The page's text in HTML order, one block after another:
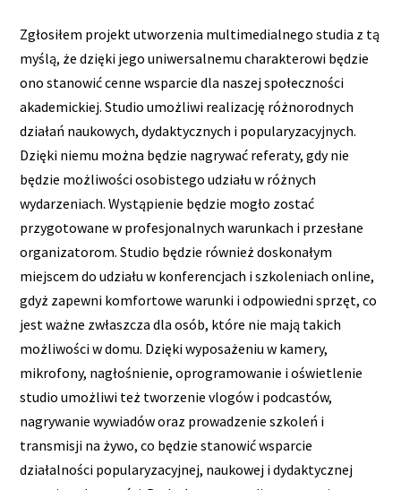
Zgłosiłem projekt utworzenia multimedialnego studia z tą
myślą, że dzięki jego uniwersalnemu charakterowi będzie
ono stanowić cenne wsparcie dla naszej społeczności
akademickiej. Studio umożliwi realizację różnorodnych
działań naukowych, dydaktycznych i popularyzacyjnych.
Dzięki niemu można będzie nagrywać referaty, gdy nie
będzie możliwości osobistego udziału w różnych
wydarzeniach. Wystąpienie będzie mogło zostać
przygotowane w profesjonalnych warunkach i przesłane
organizatorom. Studio będzie również doskonałym
miejscem do udziału w konferencjach i szkoleniach online,
gdyż zapewni komfortowe warunki i odpowiedni sprzęt, co
jest ważne zwłaszcza dla osób, które nie mają takich
możliwości w domu. Dzięki wyposażeniu w kamery,
mikrofony, nagłośnienie, oprogramowanie i oświetlenie
studio umożliwi też tworzenie vlogów i podcastów,
nagrywanie wywiadów oraz prowadzenie szkoleń i
transmisji na żywo, co będzie stanowić wsparcie
działalności popularyzacyjnej, naukowej i dydaktycznej